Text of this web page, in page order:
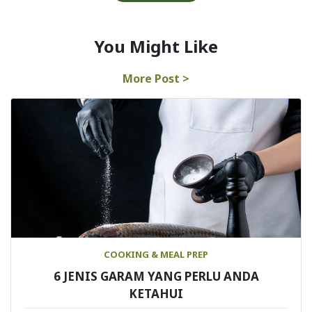
You Might Like
More Post >
COOKING & MEAL PREP
6 JENIS GARAM YANG PERLU ANDA
KETAHUI